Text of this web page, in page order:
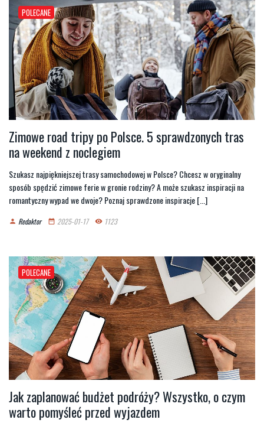
POLECANE
Zimowe road tripy po Polsce. 5 sprawdzonych tras
na weekend z noclegiem
Szukasz najpiękniejszej trasy samochodowej w Polsce? Chcesz w oryginalny
sposób spędzić zimowe ferie w gronie rodziny? A może szukasz inspiracji na
romantyczny wypad we dwoje? Poznaj sprawdzone inspiracje [...]
person Redaktor date_range 2025-01-17 remove_red_eye 1123
POLECANE
Jak zaplanować budżet podróży? Wszystko, o czym
warto pomyśleć przed wyjazdem